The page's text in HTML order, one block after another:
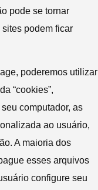
pode se tornar
podem ficar
poderemos utilizar
“cookies”,
computador, as
ao usuário,
A maioria dos
esses arquivos
configure seu